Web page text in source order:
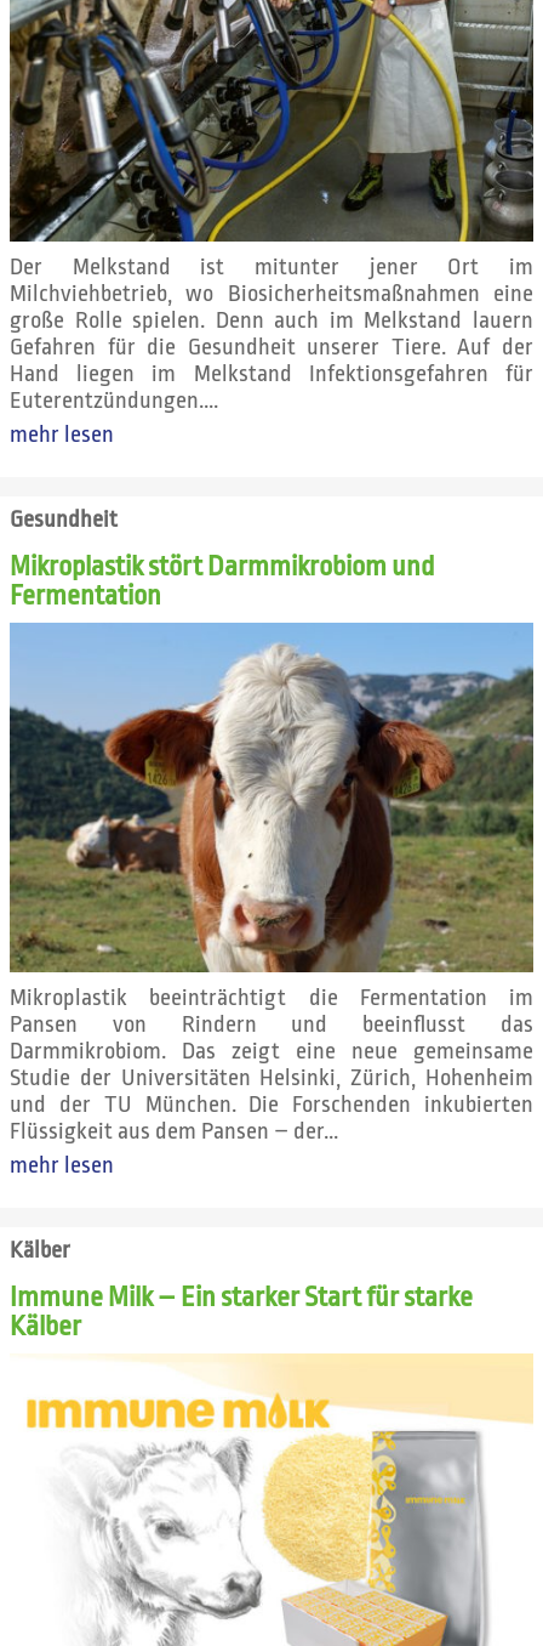
Der Melkstand ist mitunter jener Ort im
Milchviehbetrieb, wo Biosicherheitsmaßnahmen eine
große Rolle spielen. Denn auch im Melkstand lauern
Gefahren für die Gesundheit unserer Tiere. Auf der
Hand liegen im Melkstand Infektionsgefahren für
Euterentzündungen....
mehr lesen
Mikroplastik stört Darmmikrobiom und
Fermentation
Gesundheit
Mikroplastik beeinträchtigt die Fermentation im
Pansen von Rindern und beeinflusst das
Darmmikrobiom. Das zeigt eine neue gemeinsame
Studie der Universitäten Helsinki, Zürich, Hohenheim
und der TU München. Die Forschenden inkubierten
Flüssigkeit aus dem Pansen – der...
mehr lesen
Immune Milk – Ein starker Start für starke
Kälber
Kälber